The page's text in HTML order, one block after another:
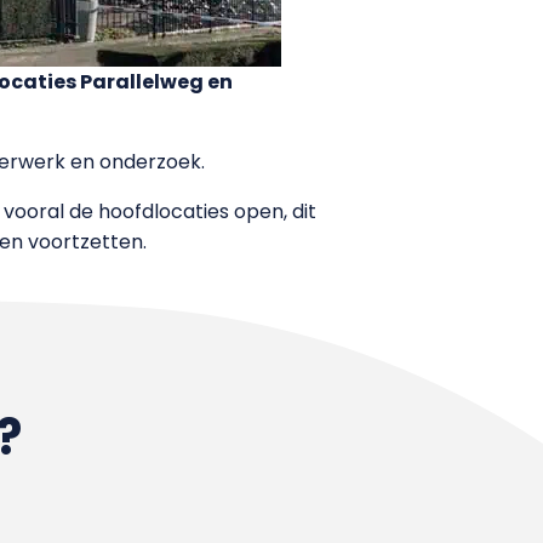
Parallelweg en
en onderzoek.
de hoofdlocaties open, dit
voortzetten.